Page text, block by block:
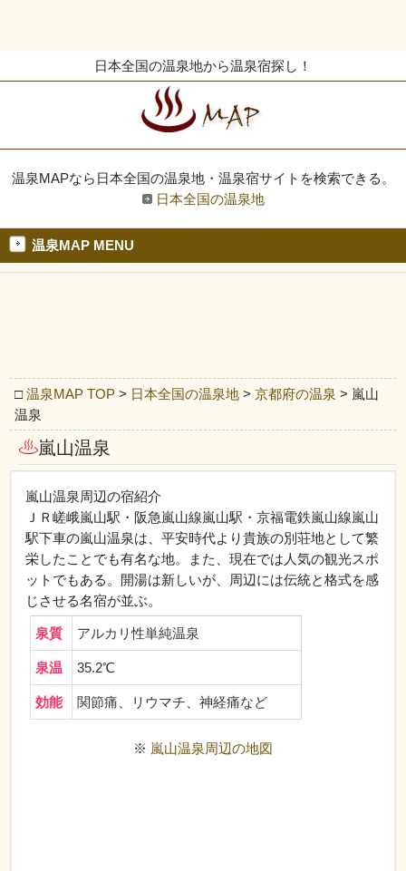
日本全国の温泉地から温泉宿探し！
温泉MAPなら日本全国の温泉地・温泉宿サイトを検索できる。
日本全国の温泉地
温泉MAP MENU
□温泉MAP TOP > 日本全国の温泉地 >京都府の温泉 > 嵐山
温泉
嵐山温泉
嵐山温泉周辺の宿紹介
ＪＲ嵯峨嵐山駅・阪急嵐山線嵐山駅・京福電鉄嵐山線嵐山
駅下車の嵐山温泉は、平安時代より貴族の別荘地として繁
栄したことでも有名な地。また、現在では人気の観光スポ
ットでもある。開湯は新しいが、周辺には伝統と格式を感
じさせる名宿が並ぶ。
泉質 アルカリ性単純温泉
泉温 35.2℃
効能 関節痛、リウマチ、神経痛など
※ 嵐山温泉周辺の地図